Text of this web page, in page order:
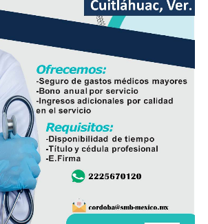
estado y reforzar la coordinación con
de la seguridad pública.